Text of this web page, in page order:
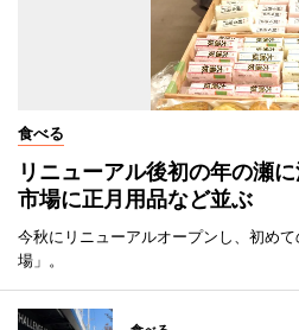
食べる
リニューアル後初の年の瀬
市場に正月用品など並ぶ
今秋にリニューアルオープンし、初め
場」。